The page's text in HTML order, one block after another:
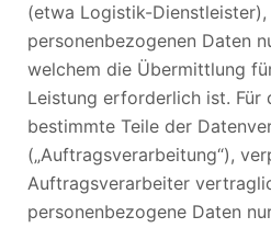
(etwa Logistik-
personenbezogenen Daten
welchem die Übermittlung
Leistung erforderlich ist. Für
bestimmte Teile der
(„Auftragsverarbeitung“),
Auftragsverarbeiter
personenbezogene Daten